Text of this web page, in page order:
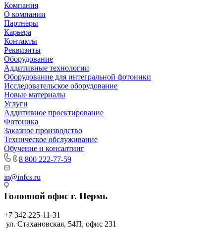
Компания
О компании
Партнеры
Карьера
Контакты
Реквизиты
Оборудование
Аддитивные технологии
Оборудование для интегральной фотоники
Исследовательское оборудование
Новые материалы
Услуги
Аддитивное проектирование
Фотоника
Заказное производство
Техническое обслуживание
Обучение и консалтинг
8 800 222-77-59
in@infcs.ru
Головной офис г. Пермь
+7 342 225-11-31
ул. Стахановская, 54П, офис 231